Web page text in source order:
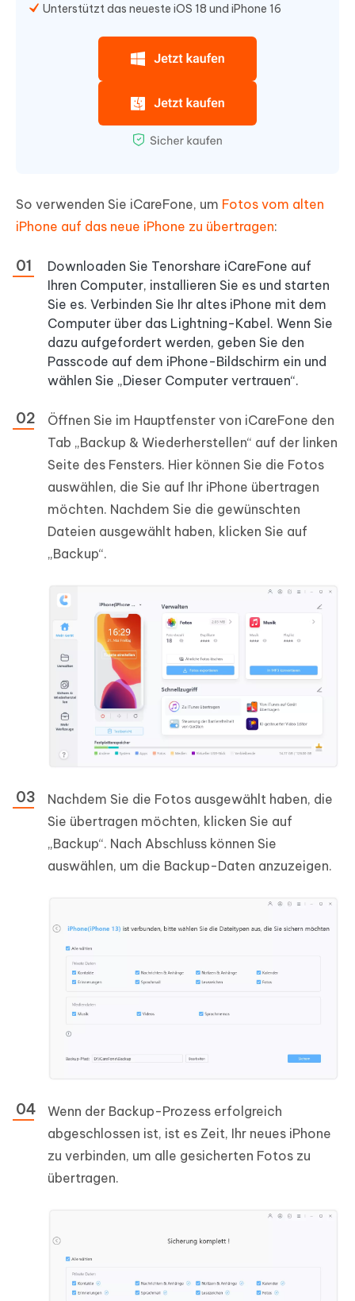
Unterstützt das neueste iOS 18 und iPhone 16
So verwenden Sie iCareFone, um Fotos vom alten
iPhone auf das neue iPhone zu übertragen:
Downloaden Sie Tenorshare iCareFone auf
Ihren Computer, installieren Sie es und starten
Sie es. Verbinden Sie Ihr altes iPhone mit dem
Computer über das Lightning-Kabel. Wenn Sie
dazu aufgefordert werden, geben Sie den
Passcode auf dem iPhone-Bildschirm ein und
wählen Sie „Dieser Computer vertrauen“.
Öffnen Sie im Hauptfenster von iCareFone den
Tab „Backup & Wiederherstellen“ auf der linken
Seite des Fensters. Hier können Sie die Fotos
auswählen, die Sie auf Ihr iPhone übertragen
möchten. Nachdem Sie die gewünschten
Dateien ausgewählt haben, klicken Sie auf
„Backup“.
Nachdem Sie die Fotos ausgewählt haben, die
Sie übertragen möchten, klicken Sie auf
„Backup“. Nach Abschluss können Sie
auswählen, um die Backup-Daten anzuzeigen.
Wenn der Backup-Prozess erfolgreich
abgeschlossen ist, ist es Zeit, Ihr neues iPhone
zu verbinden, um alle gesicherten Fotos zu
übertragen.